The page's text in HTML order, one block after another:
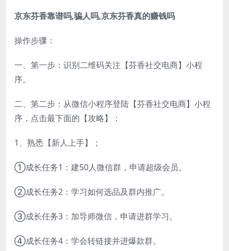
京东芬香靠谱吗,骗人吗,京东芬香真的赚钱吗
操作步骤：
一、第一步：识别二维码关注【芬香社交电商】小程
序。
二、第二步：从微信小程序登陆【芬香社交电商】小程
序，点击最下面的【攻略】：
1、熟悉【新人上手】；
①成长任务1：建50人微信群，申请超级会员。
②成长任务2：学习如何选品及群内推广。
③成长任务3：加导师微信，申请进群学习。
④成长任务4：学会转链接并进爆款群。